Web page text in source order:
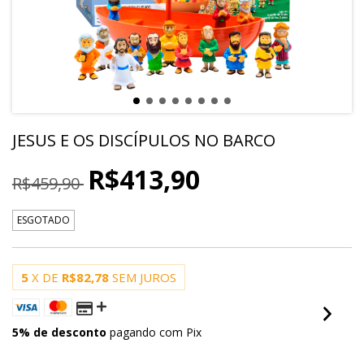
JESUS E OS DISCÍPULOS NO BARCO
R$459,90 R$413,90
ESGOTADO
5 X DE R$82,78 SEM JUROS
5% de desconto pagando com Pix